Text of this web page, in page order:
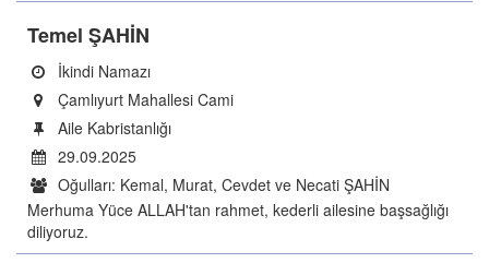
Temel ŞAHİN
İkindi Namazı
Çamlıyurt Mahallesi Cami
Aile Kabristanlığı
29.09.2025
Oğulları: Kemal, Murat, Cevdet ve Necati ŞAHİN
Merhuma Yüce ALLAH'tan rahmet, kederli ailesine başsağlığı
diliyoruz.